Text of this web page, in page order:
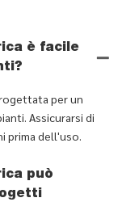
è facile
per un
Assicurarsi di
prima dell'uso.
può